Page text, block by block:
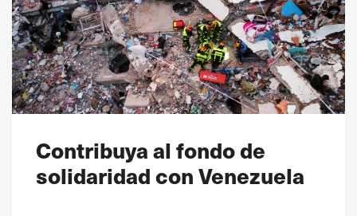
Contribuya al fondo de
solidaridad con Venezuela